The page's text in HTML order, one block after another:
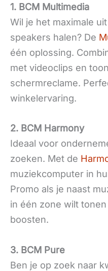
1. BCM Multimedia
Wil je het maximale
speakers halen? De
één oplossing.
met videoclips en
schermreclame.
winkelervaring.
2. BCM Harmony
Ideaal voor
zoeken. Met de
muziekcomputer in
Promo als je naast
in één zone wilt
boosten.
3. BCM Pure
Ben je op zoek naar